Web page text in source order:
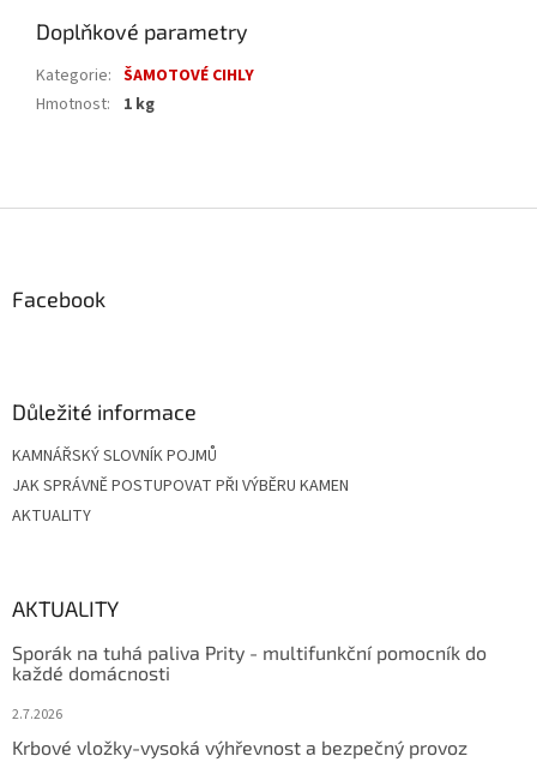
Doplňkové parametry
Kategorie: ŠAMOTOVÉ CIHLY
Hmotnost: 1 kg
Facebook
Důležité informace
KAMNÁŘSKÝ SLOVNÍK POJMŮ
JAK SPRÁVNĚ POSTUPOVAT PŘI VÝBĚRU KAMEN
AKTUALITY
AKTUALITY
Sporák na tuhá paliva Prity - multifunkční pomocník do
každé domácnosti
2.7.2026
Krbové vložky-vysoká výhřevnost a bezpečný provoz